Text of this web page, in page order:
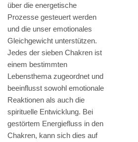
über die energetische
Prozesse gesteuert werden
und die unser emotionales
Gleichgewicht unterstützen.
Jedes der sieben Chakren ist
einem bestimmten
Lebensthema zugeordnet und
beeinflusst sowohl emotionale
Reaktionen als auch die
spirituelle Entwicklung. Bei
gestörtem Energiefluss in den
Chakren, kann sich dies auf